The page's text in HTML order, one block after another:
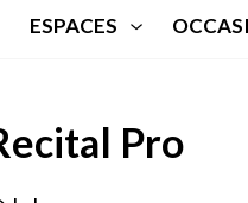
ESPACES
Pro